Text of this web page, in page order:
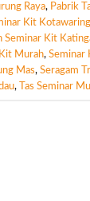
Raya, Pabrik
Kit
Seminar Kit
Murah, Seminar
Mas, Seragam
, Tas Seminar